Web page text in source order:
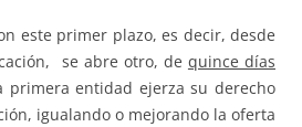
este primer plazo, es decir, desde
se abre otro, de quince días
primera entidad ejerza su derecho
igualando o mejorando la oferta